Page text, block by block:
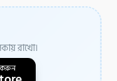
রাখো।